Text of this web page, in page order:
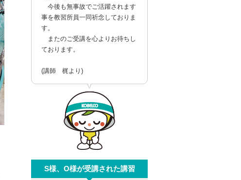
今後も無事故でご活躍されます
事を教習所員一同祈念しておりま
す。
またのご受講を心よりお待ちし
ております。
(講師 梶より)
S様、O様が受講された講習